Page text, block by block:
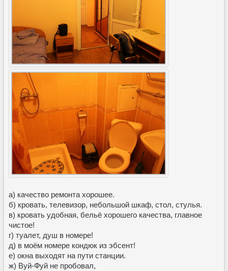
а) качество ремонта хорошее.
б) кровать, телевизор, небольшой шкаф, стол, стулья.
в) кровать удобная, бельё хорошего качества, главное
чистое!
г) туалет, душ в номере!
д) в моём номере кондюк из эбсент!
е) окна выходят на пути станции.
ж) Вуй-Фуй не пробовал,